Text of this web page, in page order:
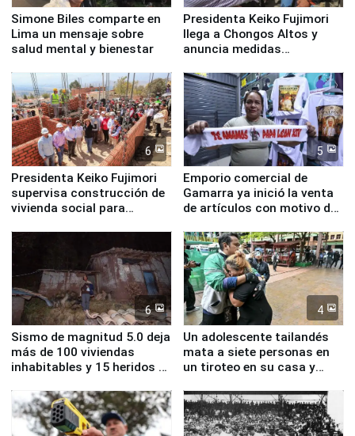
Simone Biles comparte en
Lima un mensaje sobre
salud mental y bienestar
Presidenta Keiko Fujimori
llega a Chongos Altos y
anuncia medidas
educación, salud y empleo
6
Presidenta Keiko Fujimori
supervisa construcción de
vivienda social para
5
Emporio comercial de
Gamarra ya inició la venta
de artículos con motivo de
6
Sismo de magnitud 5.0 deja
más de 100 viviendas
inhabitables y 15 heridos en
4
Un adolescente tailandés
mata a siete personas en
un tiroteo en su casa y